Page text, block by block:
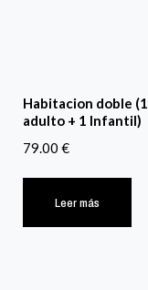
Habitacion doble (1
adulto + 1 Infantil)
79.00 €
Leer más